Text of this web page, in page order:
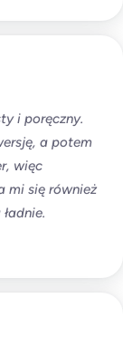
i poręczny.
a potem
więc
mi się również